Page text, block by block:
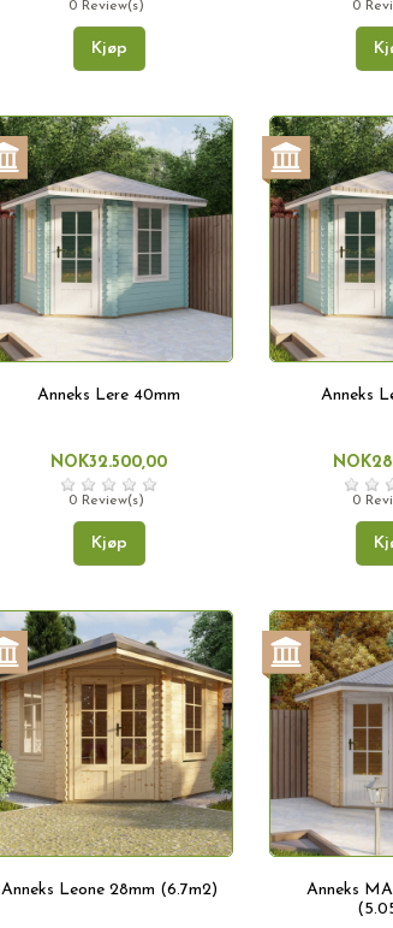
0 Review(s)
Kjøp
0
Anneks Lere 40mm
NOK32.500,00
0 Review(s)
Kjøp
Anneks
0
Anneks Leone 28mm (6.7m2)
Anneks